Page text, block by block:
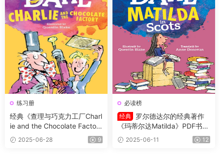
练习册
经典《查理与巧克力工厂Charl
ie and the Chocolate Factor
y》PDF书籍+原版阅读理解练
2025-06-28 9
必读榜
经典
罗尔德达尔的经典著作
《玛蒂尔达Matilda》PDF书籍
+练习册
2025-06-11 12